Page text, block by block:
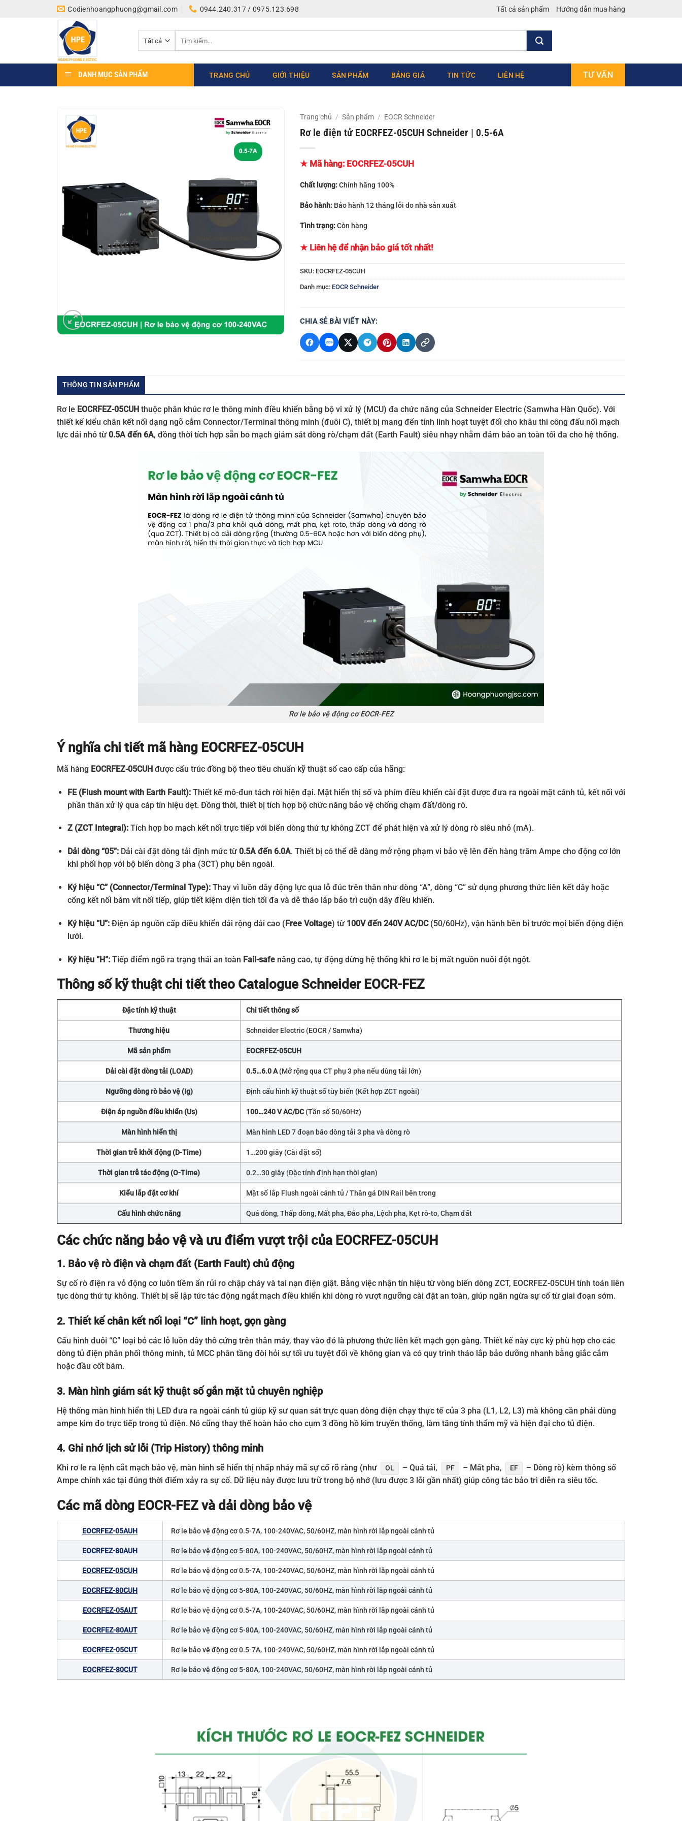
Codienhoangphuong@gmail.com 0944.240.317 / 0975.123.698 Tất cả sản phẩm Hướng dẫn mua hàng
kiếm:
DANH MỤC SẢN PHẨM TRANG CHỦ GIỚI THIỆU SẢN PHẨM BẢNG GIÁ TIN TỨC LIÊN HỆ TƯ VẤN
Trang chủ / Sản phẩm / EOCR Schneider
Rơ le điện tử EOCRFEZ-05CUH Schneider | 0.5-6A
★ Mã hàng: EOCRFEZ-05CUH
Chất lượng:Chính hãng 100%
Bảo hành: Bảo hành 12 tháng lỗi do nhà sản xuất
Tình trạng:Còn hàng
★ Liên hệ để nhận bảo giá tốt nhất!
SKU: EOCRFEZ-05CUH
Danh mục: EOCR Schneider
CHIA SẺ BÀI VIẾT NÀY:
THÔNG TIN SẢN PHẨM
Rơ le EOCRFEZ-05CUH thuộc phân khúc rơ le thông minh điều khiển bằng bộ vi xử lý (MCU) đa chức năng của Schneider Electric (Samwha Hàn Quốc). Với
thiết kế kiểu chân kết nối dạng ngõ cắm Connector/Terminal thông minh (đuôi C), thiết bị mang đến tính linh hoạt tuyệt đối cho khâu thi công đấu nối mạch
lực dải nhỏ từ0.5A đến 6A, đồng thời tích hợp sẵn bo mạch giám sát dòng rò/chạm đất (Earth Fault) siêu nhạy nhằm đảm bảo an toàn tối đa cho hệ thống.
Rơ le bảo vệ động cơ EOCR-FEZ
Ý nghĩa chi tiết mã hàng EOCRFEZ-05CUH
Mã hàng EOCRFEZ-05CUH được cấu trúc đồng bộ theo tiêu chuẩn kỹ thuật số cao cấp của hãng:
FE (Flush mount with Earth Fault):Thiết kế mô-đun tách rời hiện đại. Mặt hiển thị số và phím điều khiển cài đặt được đưa ra ngoài mặt cánh tủ, kết nối với
phần thân xử lý qua cáp tín hiệu dẹt. Đồng thời, thiết bị tích hợp bộ chức năng bảo vệ chống chạm đất/dòng rò.
Z (ZCT Integral):Tích hợp bo mạch kết nối trực tiếp với biến dòng thứ tự không ZCT để phát hiện và xử lý dòng rò siêu nhỏ (mA).
Dải dòng “05”:Dải cài đặt dòng tải định mức từ0.5A đến 6.0A. Thiết bị có thể dễ dàng mở rộng phạm vi bảo vệ lên đến hàng trăm Ampe cho động cơ lớn
khi phối hợp với bộ biến dòng 3 pha (3CT) phụ bên ngoài.
Ký hiệu “C” (Connector/Terminal Type):Thay vì luồn dây động lực qua lỗ đúc trên thân như dòng “A”, dòng “C” sử dụng phương thức liên kết dây hoặc
cổng kết nối bám vít nối tiếp, giúp tiết kiệm diện tích tối đa và dễ tháo lắp bảo trì cuộn dây điều khiển.
Ký hiệu “U”:Điện áp nguồn cấp điều khiển dải rộng dải cao (Free Voltage) từ 100V đến 240V AC/DC(50/60Hz), vận hành bền bỉ trước mọi biến động điện
lưới.
Ký hiệu “H”:Tiếp điểm ngõ ra trạng thái an toàn Fail-safenâng cao, tự động dừng hệ thống khi rơ le bị mất nguồn nuôi đột ngột.
Thông số kỹ thuật chi tiết theo Catalogue Schneider EOCR-FEZ
Đặc tính kỹ thuật Chi tiết thông số
Thương hiệu Schneider Electric (EOCR / Samwha)
Mã sản phẩm EOCRFEZ-05CUH
Dải cài đặt dòng tải (LOAD) 0.5…6.0 A(Mở rộng qua CT phụ 3 pha nếu dùng tải lớn)
Ngưỡng dòng rò bảo vệ (Ig) Định cấu hình kỹ thuật số tùy biến (Kết hợp ZCT ngoài)
Điện áp nguồn điều khiển (Us) 100…240 V AC/DC (Tần số 50/60Hz)
Màn hình hiển thị Màn hình LED 7 đoạn báo dòng tải 3 pha và dòng rò
Thời gian trễ khởi động (D-Time) 1…200 giây (Cài đặt số)
Thời gian trễ tác động (O-Time) 0.2…30 giây (Đặc tính định hạn thời gian)
Kiểu lắp đặt cơ khí Mặt số lắp Flush ngoài cánh tủ / Thân gá DIN Rail bên trong
Cấu hình chức năng Quá dòng, Thấp dòng, Mất pha, Đảo pha, Lệch pha, Kẹt rô-to, Chạm đất
Các chức năng bảo vệ và ưu điểm vượt trội của EOCRFEZ-05CUH
1. Bảo vệ rò điện và chạm đất (Earth Fault) chủ động
Sự cố rò điện ra vỏ động cơ luôn tiềm ẩn rủi ro chập cháy và tai nạn điện giật. Bằng việc nhận tín hiệu từ vòng biến dòng ZCT, EOCRFEZ-05CUH tính toán liên
tục dòng thứ tự không. Thiết bị sẽ lập tức tác động ngắt mạch điều khiển khi dòng rò vượt ngưỡng cài đặt an toàn, giúp ngăn ngừa sự cố từ giai đoạn sớm.
2. Thiết kế chân kết nối loại “C” linh hoạt, gọn gàng
Cấu hình đuôi “C” loại bỏ các lỗ luồn dây thô cứng trên thân máy, thay vào đó là phương thức liên kết mạch gọn gàng. Thiết kế này cực kỳ phù hợp cho các
dòng tủ điện phân phối thông minh, tủ MCC phân tầng đòi hỏi sự tối ưu tuyệt đối về không gian và có quy trình tháo lắp bảo dưỡng nhanh bằng giắc cắm
hoặc đầu cốt bám.
3. Màn hình giám sát kỹ thuật số gắn mặt tủ chuyên nghiệp
Hệ thống màn hình hiển thị LED đưa ra ngoài cánh tủ giúp kỹ sư quan sát trực quan dòng điện chạy thực tế của 3 pha (L1, L2, L3) mà không cần phải dùng
ampe kìm đo trực tiếp trong tủ điện. Nó cũng thay thế hoàn hảo cho cụm 3 đồng hồ kim truyền thống, làm tăng tính thẩm mỹ và hiện đại cho tủ điện.
4. Ghi nhớ lịch sử lỗi (Trip History) thông minh
Khi rơ le ra lệnh cắt mạch bảo vệ, màn hình sẽ hiển thị nhấp nháy mã sự cố rõ ràng (như OL – Quá tải, PF – Mất pha, EF
– Dòng rò) kèm thông số
Ampe chính xác tại đúng thời điểm xảy ra sự cố. Dữ liệu này được lưu trữ trong bộ nhớ (lưu được 3 lỗi gần nhất) giúp công tác bảo trì diễn ra siêu tốc.
Các mã dòng EOCR-FEZ và dải dòng bảo vệ
EOCRFEZ-05AUH Rơ le bảo vệ động cơ 0.5-7A, 100-240VAC, 50/60HZ, màn hình rời lắp ngoài cánh tủ
EOCRFEZ-80AUH Rơ le bảo vệ động cơ 5-80A, 100-240VAC, 50/60HZ, màn hình rời lắp ngoài cánh tủ
EOCRFEZ-05CUH Rơ le bảo vệ động cơ 0.5-7A, 100-240VAC, 50/60HZ, màn hình rời lắp ngoài cánh tủ
EOCRFEZ-80CUH Rơ le bảo vệ động cơ 5-80A, 100-240VAC, 50/60HZ, màn hình rời lắp ngoài cánh tủ
EOCRFEZ-05AUT Rơ le bảo vệ động cơ 0.5-7A, 100-240VAC, 50/60HZ, màn hình rời lắp ngoài cánh tủ
EOCRFEZ-80AUT Rơ le bảo vệ động cơ 5-80A, 100-240VAC, 50/60HZ, màn hình rời lắp ngoài cánh tủ
EOCRFEZ-05CUT Rơ le bảo vệ động cơ 0.5-7A, 100-240VAC, 50/60HZ, màn hình rời lắp ngoài cánh tủ
EOCRFEZ-80CUT Rơ le bảo vệ động cơ 5-80A, 100-240VAC, 50/60HZ, màn hình rời lắp ngoài cánh tủ